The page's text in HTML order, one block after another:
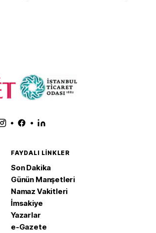
• •
FAYDALI LINKLER
Son Dakika
Günün Manşetleri
Namaz Vakitleri
İmsakiye
Yazarlar
e-Gazete